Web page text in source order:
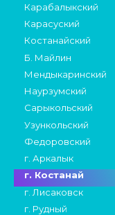
Карабалыкский
Карасуский
Костанайский
Б. Майлин
Мендыкаринский
Наурзумский
Сарыкольский
Узункольский
Федоровский
г. Аркалык
г. Костанай
г. Лисаковск
г. Рудный